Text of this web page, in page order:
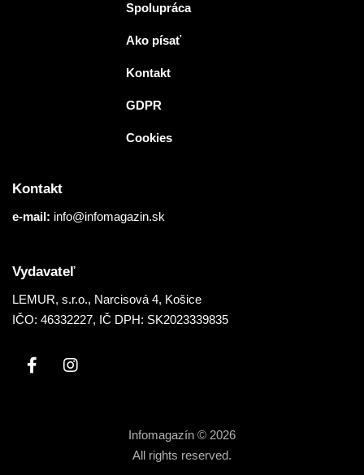
Spolupráca
Ako písať
Kontakt
GDPR
Cookies
Kontakt
e-mail: info@infomagazin.sk
Vydavateľ
LEMUR, s.r.o., Narcisová 4, Košice
IČO: 46332227, IČ DPH: SK2023339835
Infomagazín © 2026
All rights reserved.